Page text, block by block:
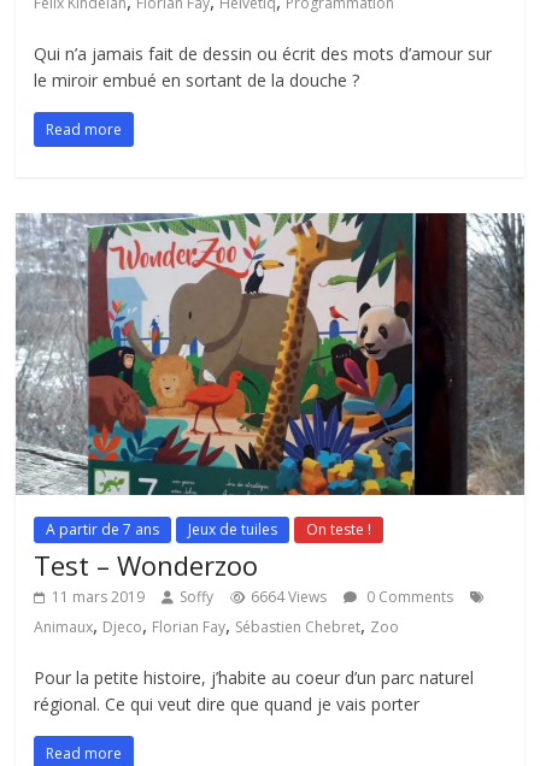
Qui n’a jamais fait de dessin ou écrit des mots d’amour sur
le miroir embué en sortant de la douche ?
Read more
A partir de 7 ans Jeux de tuiles On teste !
Test – Wonderzoo
11 mars 2019 Soffy 6664 Views
0 Comments
Animaux, Djeco, Florian Fay, Sébastien Chebret, Zoo
Pour la petite histoire, j’habite au coeur d’un parc naturel
régional. Ce qui veut dire que quand je vais porter
Read more